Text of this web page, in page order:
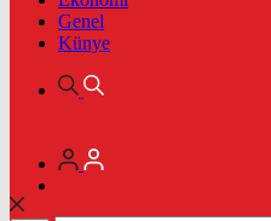
Genel
Künye